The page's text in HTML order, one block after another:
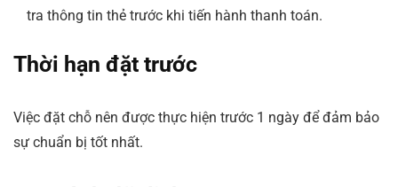
tra thông tin thẻ trước khi tiến hành thanh toán.
Thời hạn đặt trước
Việc đặt chỗ nên được thực hiện trước 1 ngày để đảm bảo
sự chuẩn bị tốt nhất.